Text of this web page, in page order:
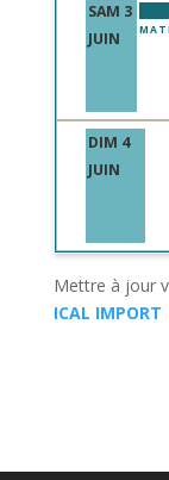
SAM 3
JUIN
DIM 4
JUIN
Mettre à jour
ICAL IMPORT